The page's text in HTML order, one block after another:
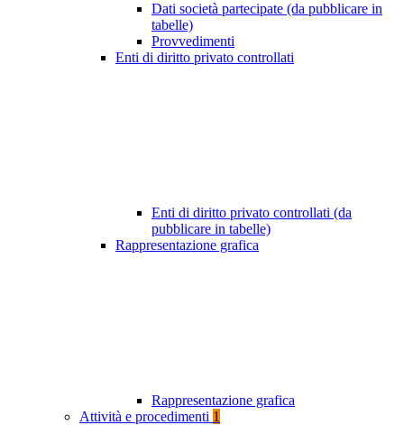
Dati società partecipate (da pubblicare in
tabelle)
Provvedimenti
Enti di diritto privato controllati
Enti di diritto privato controllati (da
pubblicare in tabelle)
Rappresentazione grafica
Rappresentazione grafica
Attività e procedimenti 1